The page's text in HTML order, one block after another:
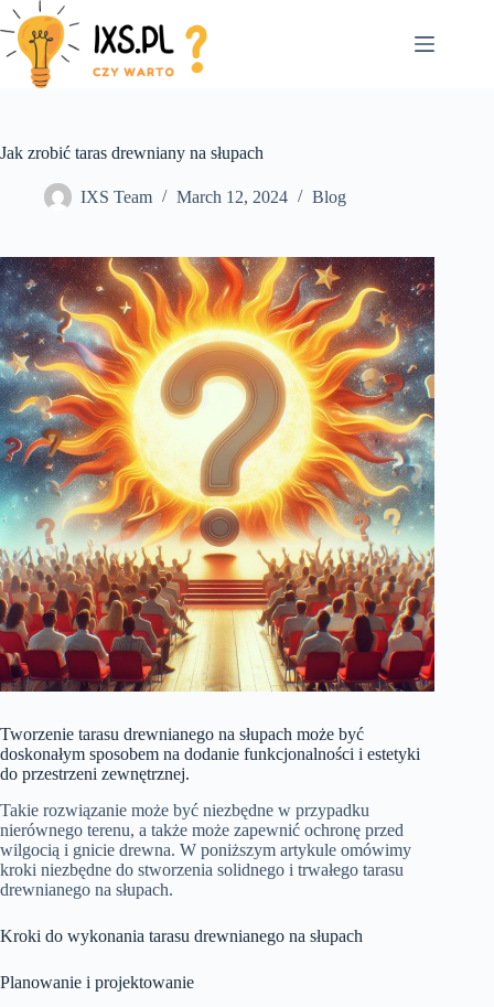
Skip
to
content
Jak zrobić taras drewniany na słupach
IXS Team March 12, 2024 Blog
Tworzenie tarasu drewnianego na słupach może być
doskonałym sposobem na dodanie funkcjonalności i estetyki
do przestrzeni zewnętrznej.
Takie rozwiązanie może być niezbędne w przypadku
nierównego terenu, a także może zapewnić ochronę przed
wilgocią i gnicie drewna. W poniższym artykule omówimy
kroki niezbędne do stworzenia solidnego i trwałego tarasu
drewnianego na słupach.
Kroki do wykonania tarasu drewnianego na słupach
Planowanie i projektowanie